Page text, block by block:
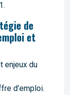
de
et
enjeux du
d’emploi.